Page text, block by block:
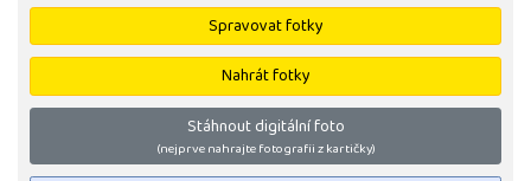
Spravovat fotky
Nahrát fotky
Stáhnout digitální foto
(nejprve nahrajte fotografii z kartičky)